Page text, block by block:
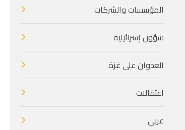
المؤسسات والشركات
شؤون إسرائيلية
العدوان على غزة
اعتقالات
عربي